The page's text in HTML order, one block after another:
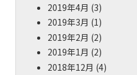
2019年4月 (3)
2019年3月 (1)
2019年2月 (2)
2019年1月 (2)
2018年12月 (4)